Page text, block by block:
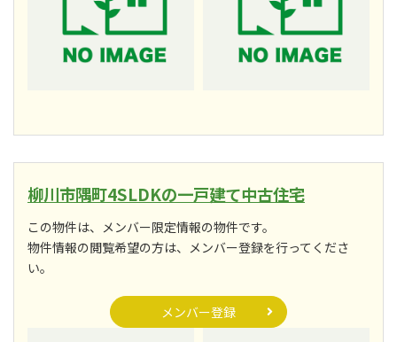
柳川市隅町4SLDKの一戸建て中古住宅
この物件は、メンバー限定情報の物件です。
物件情報の閲覧希望の方は、メンバー登録を行ってくださ
い。
メンバー登録